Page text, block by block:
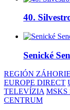
40.
Senické
REGIÓN ZÁHORIE
EUROPE DIRECT
TELEVÍZIA MSKS
CENTRUM